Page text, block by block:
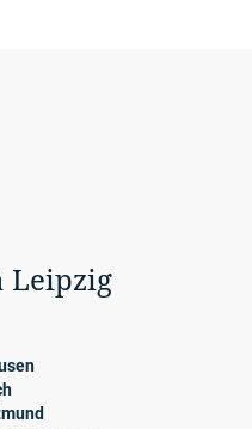
Leipzig